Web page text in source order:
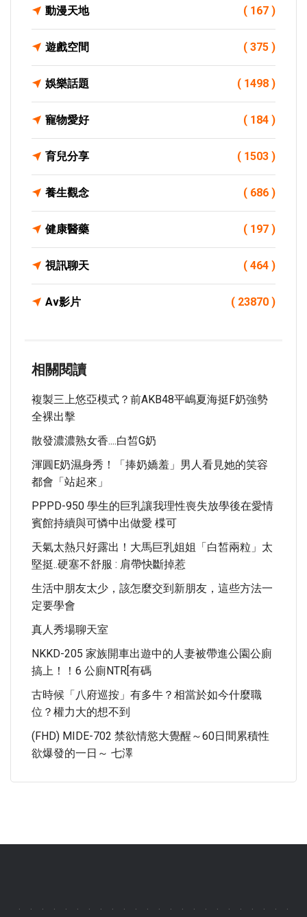
動漫天地 ( 167 )
遊戲空間 ( 375 )
娛樂話題 ( 1498 )
寵物愛好 ( 184 )
育兒分享 ( 1503 )
養生觀念 ( 686 )
健康醫藥 ( 197 )
視訊聊天 ( 464 )
Av影片 ( 23870 )
相關閱讀
複製三上悠亞模式？前AKB48平嶋夏海挺F奶強勢
全裸出擊
散發濃濃熟女香....白皙G奶
渾圓E奶濕身秀！「捧奶嬌羞」男人看見她的笑容
都會「站起來」
PPPD-950 學生的巨乳讓我理性喪失放學後在愛情
賓館持續與可憐中出做愛 楪可
天氣太熱只好露出！大馬巨乳姐姐「白皙兩粒」太
堅挺..硬塞不舒服 : 肩帶快斷掉惹
生活中朋友太少，該怎麼交到新朋友，這些方法一
定要學會
真人秀場聊天室
NKKD-205 家族開車出遊中的人妻被帶進公園公廁
搞上！！6 公廁NTR[有碼
古時候「八府巡按」有多牛？相當於如今什麼職
位？權力大的想不到
(FHD) MIDE-702 禁欲情慾大覺醒～60日間累積性
欲爆發的一日～ 七澤